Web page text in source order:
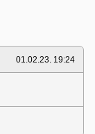
01.02.23. 19:24